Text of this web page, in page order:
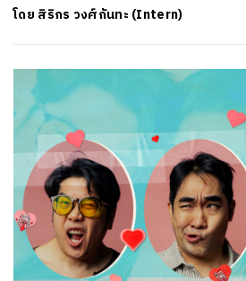
โดย สิริกร วงศ์กันทะ (Intern)